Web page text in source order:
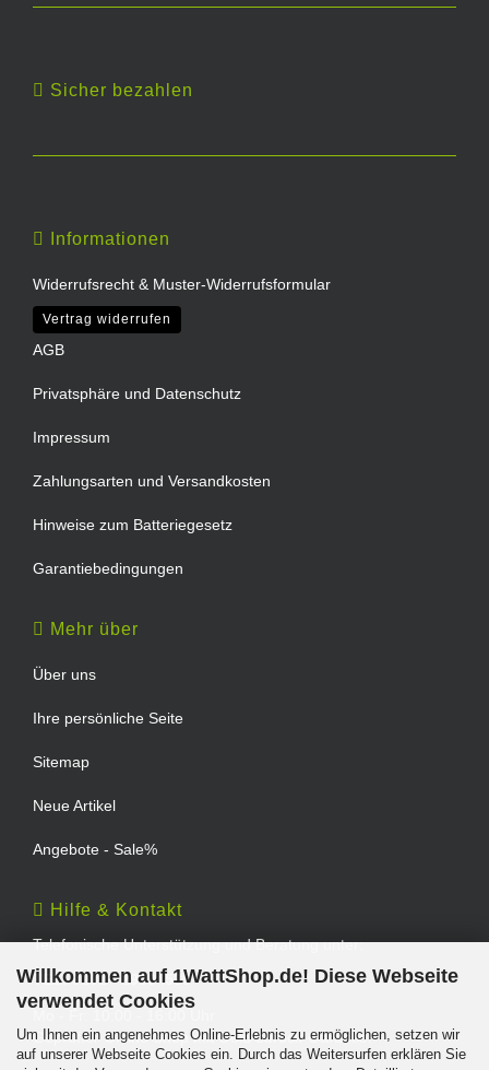
Willkommen auf 1WattShop.de! Diese Webseite
verwendet Cookies
Um Ihnen ein angenehmes Online-Erlebnis zu ermöglichen, setzen wir
auf unserer Webseite Cookies ein. Durch das Weitersurfen erklären Sie
Sicher bezahlen
Informationen
Widerrufsrecht & Muster-Widerrufsformular
Vertrag widerrufen
AGB
Privatsphäre und Datenschutz
Impressum
Zahlungsarten und Versandkosten
Hinweise zum Batteriegesetz
Garantiebedingungen
Mehr über
Über uns
Ihre persönliche Seite
Sitemap
Neue Artikel
Angebote - Sale%
Hilfe & Kontakt
Telefonische Unterstützung und Beratung unter:
TEL: 0202 - 29994539
Geprüfter Online Shop mit Geld-zurück-Garantie.